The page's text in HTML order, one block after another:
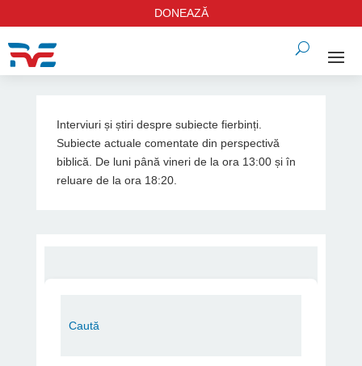
DONEAZĂ
Interviuri și știri despre subiecte fierbinți.
Subiecte actuale comentate din perspectivă
biblică. De luni până vineri de la ora 13:00 și în
reluare de la ora 18:20.